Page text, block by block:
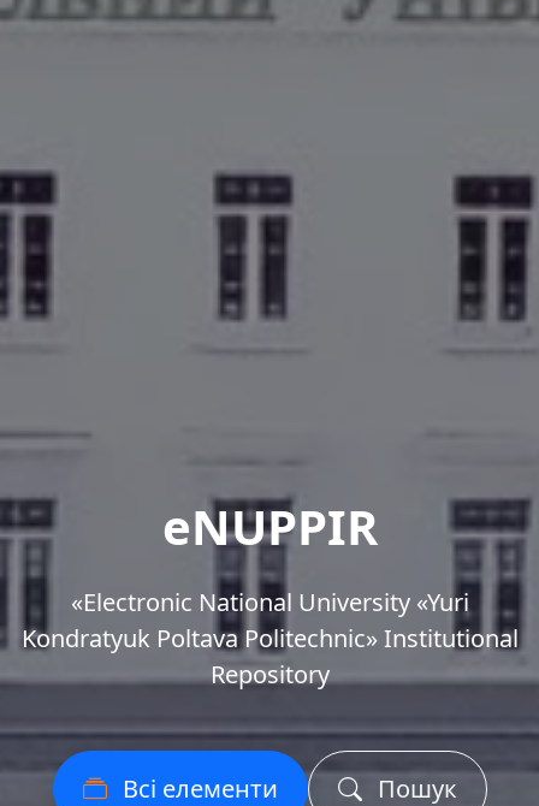
eNUPPIR
«Еlectronic National University «Yuri
Kondratyuk Poltava Politechnic» Institutional
Repository
Всі елементи Пошук